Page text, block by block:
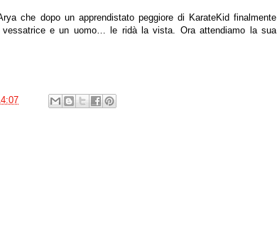
che dopo un apprendistato peggiore di KarateKid finalmente
e un uomo… le ridà la vista. Ora attendiamo la sua